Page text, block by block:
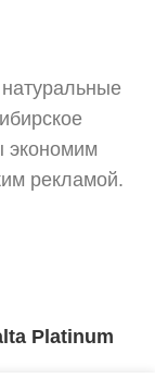
экономим
рекламой.
Platinum